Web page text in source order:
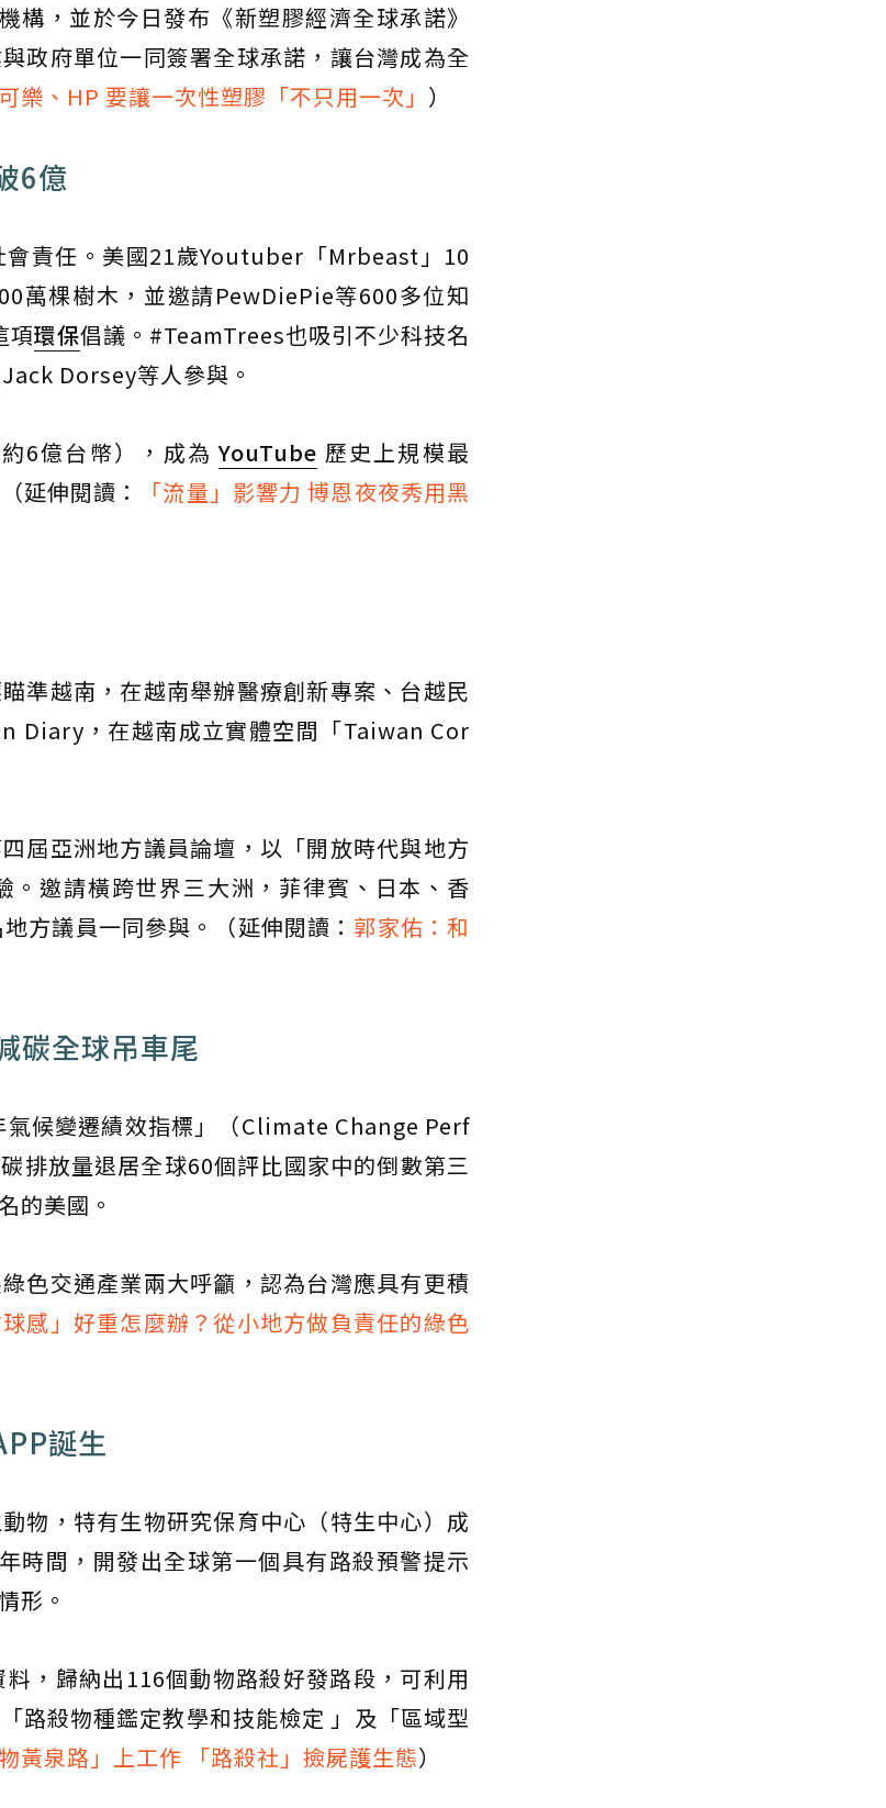
，並於今日發布《新塑膠經濟全球承諾》
政府單位一同簽署全球承諾，讓台灣成為全
樂、HP 要讓一次性塑膠「不只用一次」 ）
6億
責任。美國21歲Youtuber「Mrbeast」10
萬棵樹木，並邀請PewDiePie等600多位知
項環保倡議。#TeamTrees也吸引不少科技名
Dorsey等人參與。
6億台幣），成為YouTube 歷史上規模最
延伸閱讀：
「流量」影響力 博恩夜夜秀用黑
準越南，在越南舉辦醫療創新專案、台越民
Diary，在越南成立實體空間「Taiwan Cor
屆亞洲地方議員論壇，以「開放時代與地方
邀請橫跨世界三大洲，菲律賓、日本、香
方議員一同參與。（延伸閱讀： 郭家佑：和
碳全球吊車尾
候變遷績效指標」（Climate Change Perf
排放量退居全球60個評比國家中的倒數第三
的美國。
色交通產業兩大呼籲，認為台灣應具有更積
球感」好重怎麼辦？從小地方做負責任的綠色
誕生
物，特有生物研究保育中心（特生中心）成
時間，開發出全球第一個具有路殺預警提示
形。
，歸納出116個動物路殺好發路段，可利用
路殺物種鑑定教學和技能檢定 」及「區域型
黃泉路」上工作 「路殺社」撿屍護生態）